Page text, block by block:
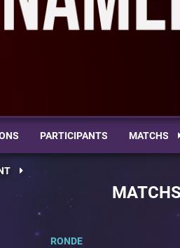
PARTICIPANTS MATCHS
RONDE